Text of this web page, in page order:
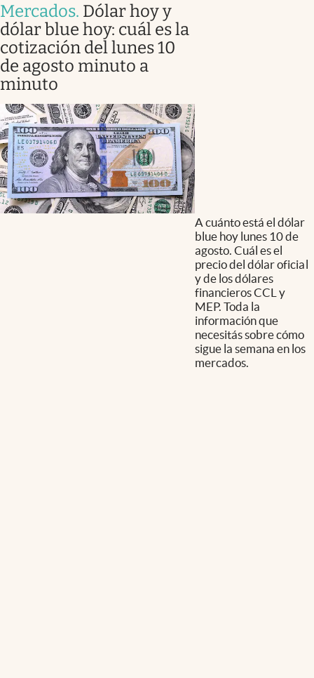
Mercados. Dólar hoy y
dólar blue hoy: cuál es la
cotización del lunes 10
de agosto minuto a
minuto
A cuánto está el dólar
blue hoy lunes 10 de
agosto. Cuál es el
precio del dólar oficial
y de los dólares
financieros CCL y
MEP. Toda la
información que
necesitás sobre cómo
sigue la semana en los
mercados.